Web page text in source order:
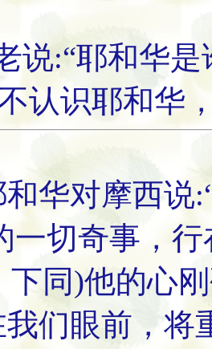
说:“耶和华
认识耶和华
华对摩西说
一切奇事，
下同)他的心
们眼前，将